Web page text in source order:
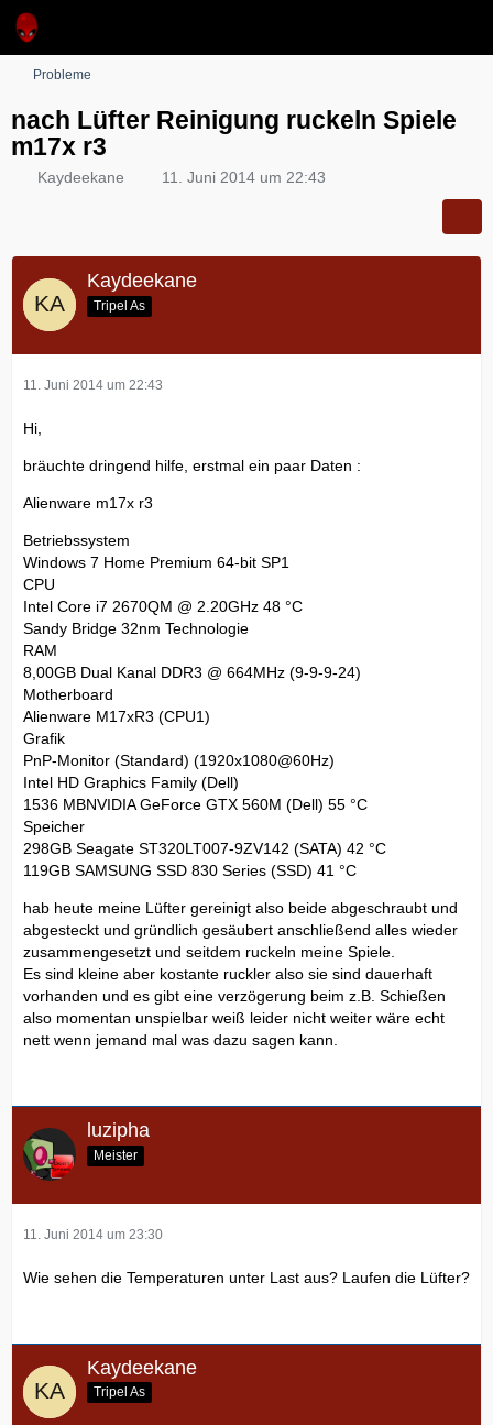
Probleme
nach Lüfter Reinigung ruckeln Spiele
m17x r3
Kaydeekane 11. Juni 2014 um 22:43
Kaydeekane
Tripel As
11. Juni 2014 um 22:43
Hi,
bräuchte dringend hilfe, erstmal ein paar Daten :
Alienware m17x r3
Betriebssystem
Windows 7 Home Premium 64-bit SP1
CPU
Intel Core i7 2670QM @ 2.20GHz 48 °C
Sandy Bridge 32nm Technologie
RAM
8,00GB Dual Kanal DDR3 @ 664MHz (9-9-9-24)
Motherboard
Alienware M17xR3 (CPU1)
Grafik
PnP-Monitor (Standard) (1920x1080@60Hz)
Intel HD Graphics Family (Dell)
1536 MBNVIDIA GeForce GTX 560M (Dell) 55 °C
Speicher
298GB Seagate ST320LT007-9ZV142 (SATA) 42 °C
119GB SAMSUNG SSD 830 Series (SSD) 41 °C
hab heute meine Lüfter gereinigt also beide abgeschraubt und
abgesteckt und gründlich gesäubert anschließend alles wieder
zusammengesetzt und seitdem ruckeln meine Spiele.
Es sind kleine aber kostante ruckler also sie sind dauerhaft
vorhanden und es gibt eine verzögerung beim z.B. Schießen
also momentan unspielbar weiß leider nicht weiter wäre echt
nett wenn jemand mal was dazu sagen kann.
luzipha
Meister
11. Juni 2014 um 23:30
Wie sehen die Temperaturen unter Last aus? Laufen die Lüfter?
Kaydeekane
Tripel As